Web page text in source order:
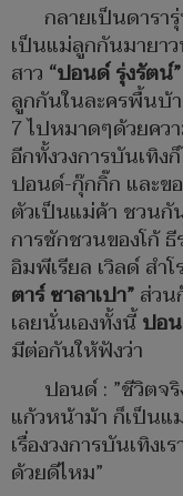
กลายเป็นดาร
เป็นแม่ลูกกันมายา
สาว “ปอนด์ รุ่งรัตน์”
ลูกกันในละครพื้นบ้า
7 ไปหมาดๆด้วยค
อีกทั้งวงการบันเทิง
ปอนด์-กุ๊กกิ๊ก และข
ตัวเป็นแม่ค้า ชวนกั
การชักชวนของโก้
อิมพีเรียล เวิลด์ สำ
ตาร์ ซาลาเปา”ส่วน
เลยนั่นเองทั้งนี้ปอ
มีต่อกันให้ฟังว่า
ปอนด์ : ”ชีวิตจ
แก้วหน้าม้า ก็เป็นแ
เรื่องวงการบันเทิงเ
ด้วยดีไหม”